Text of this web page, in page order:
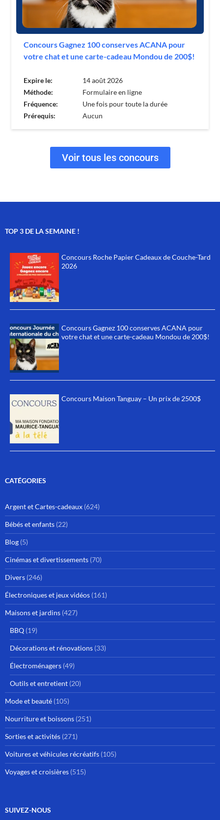
Concours Gagnez 100 conserves ACANA pour
votre chat et une carte-cadeau Mondou de 200$!
Expire le:
14 août 2026
Méthode:
Formulaire en ligne
Fréquence:
Une fois pour toute la durée
Prérequis:
Aucun
Voir tous les concours
TOP 3 DE LA SEMAINE !
Concours Roche Papier Cadeaux de Couche-Tard
2026
Concours Gagnez 100 conserves ACANA pour
votre chat et une carte-cadeau Mondou de 200$!
Concours Maison Tanguay – Un prix de 2500$
CATÉGORIES
Argent et Cartes-cadeaux (624)
Bébés et enfants (22)
Blog (5)
Cinémas et divertissements (70)
Divers (246)
Électroniques et jeux vidéos (161)
Maisons et jardins (427)
BBQ (19)
Décorations et rénovations (33)
Électroménagers (49)
Outils et entretient (20)
Mode et beauté (105)
Nourriture et boissons (251)
Sorties et activités (271)
Voitures et véhicules récréatifs (105)
Voyages et croisières (515)
SUIVEZ-NOUS